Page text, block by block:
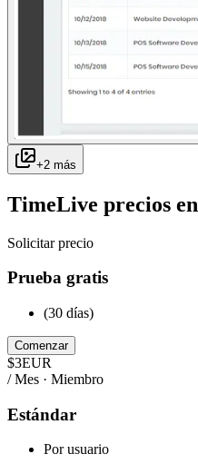
+2 más
TimeLive precios en
Solicitar precio
Prueba gratis
(30 días)
Comenzar
$3EUR
/ Mes · Miembro
Estándar
Por usuario